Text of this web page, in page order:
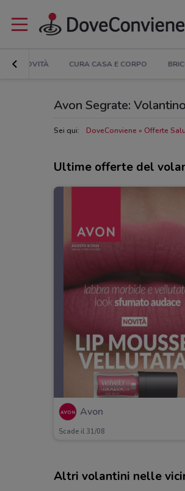
NOVITÀ CURA CASA E CORPO
Avon Segrate:
Sei qui: DoveConviene Offerte
Ultime offerte del
Avon
Scade il 31/08
Altri volantini nelle